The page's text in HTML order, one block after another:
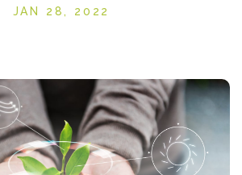
Posted on
JAN 28, 2022